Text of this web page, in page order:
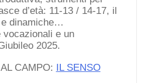
d’età: 11-13 / 14-17, il
e dinamiche…
e un
2025.
CAMPO: IL SENSO